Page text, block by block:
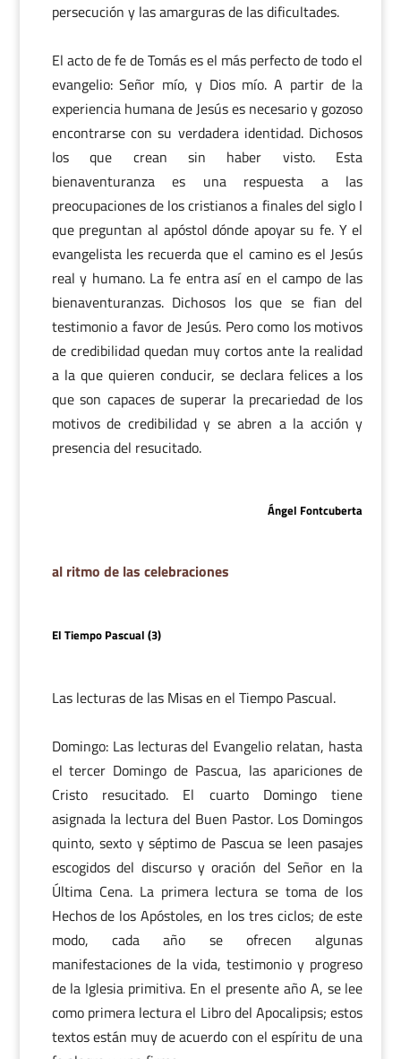
persecución y las amarguras de las dificultades.
El acto de fe de Tomás es el más perfecto de todo el
evangelio: Señor mío, y Dios mío. A partir de la
experiencia humana de Jesús es necesario y gozoso
encontrarse con su verdadera identidad. Dichosos
los que crean sin haber visto. Esta
bienaventuranza es una respuesta a las
preocupaciones de los cristianos a finales del siglo I
que preguntan al apóstol dónde apoyar su fe. Y el
evangelista les recuerda que el camino es el Jesús
real y humano. La fe entra así en el campo de las
bienaventuranzas. Dichosos los que se fian del
testimonio a favor de Jesús. Pero como los motivos
de credibilidad quedan muy cortos ante la realidad
a la que quieren conducir, se declara felices a los
que son capaces de superar la precariedad de los
motivos de credibilidad y se abren a la acción y
presencia del resucitado.
Ángel Fontcuberta
al ritmo de las celebraciones
El Tiempo Pascual (3)
Las lecturas de las Misas en el Tiempo Pascual.
Domingo: Las lecturas del Evangelio relatan, hasta
el tercer Domingo de Pascua, las apariciones de
Cristo resucitado. El cuarto Domingo tiene
asignada la lectura del Buen Pastor. Los Domingos
quinto, sexto y séptimo de Pascua se leen pasajes
escogidos del discurso y oración del Señor en la
Última Cena. La primera lectura se toma de los
Hechos de los Apóstoles, en los tres ciclos; de este
modo, cada año se ofrecen algunas
manifestaciones de la vida, testimonio y progreso
de la Iglesia primitiva. En el presente año A, se lee
como primera lectura el Libro del Apocalipsis; estos
textos están muy de acuerdo con el espíritu de una